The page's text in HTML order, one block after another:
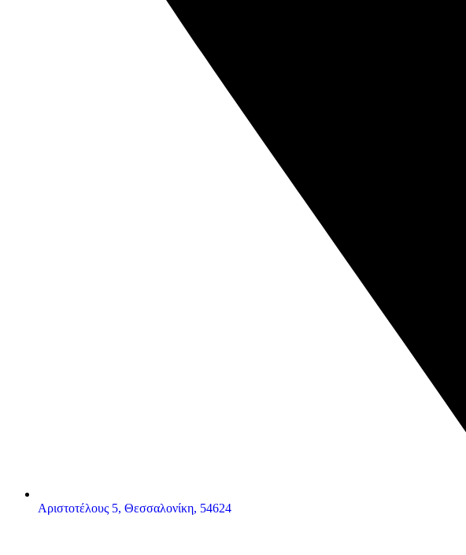
Αριστοτέλους 5, Θεσσαλονίκη, 54624